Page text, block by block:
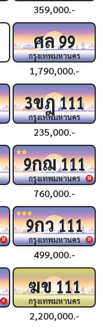
359,000.-
ศล99
กรุงเทพมหานคร
1,790,000.-
3ขฎ111
กรุงเทพมหานคร
235,000.-
18
9กฌ111
กรุงเทพมหานคร
760,000.-
18 19
9กว111
กรุงเทพมหานคร
499,000.-
6
ฆข111
กรุงเทพมหานคร
2,200,000.-